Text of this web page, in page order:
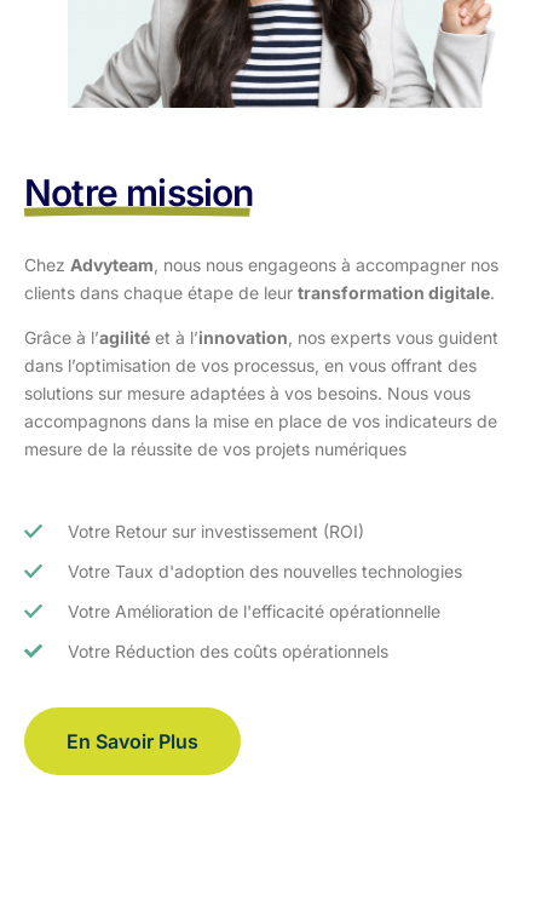
Notre mission
Chez Advyteam , nous nous engageons à accompagner nos
clients dans chaque étape de leur transformation digitale.
Grâce à l’agilité et à l’innovation , nos experts vous guident
dans l’optimisation de vos processus, en vous offrant des
solutions sur mesure adaptées à vos besoins. Nous vous
accompagnons dans la mise en place de vos indicateurs de
mesure de la réussite de vos projets numériques
Votre Retour sur investissement (ROI)
Votre Taux d'adoption des nouvelles technologies
Votre Amélioration de l'efficacité opérationnelle
Votre Réduction des coûts opérationnels
En Savoir Plus